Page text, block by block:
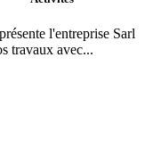
l'entreprise Sarl
travaux avec...